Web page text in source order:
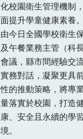
化校園衛生管理機制
面提升學童健康素養
由今日全國學校衛生
及午餐業務主管（科長
會議，縣市間經驗交
實務對話，凝聚更具
性的推動策略，將專
量落實於校園，打造
康、安全且永續的學
境。